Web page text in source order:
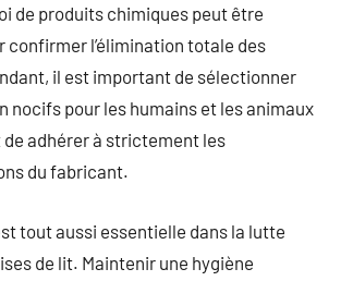
de produits chimiques peut être
confirmer l’élimination totale des
il est important de sélectionner
nocifs pour les humains et les animaux
adhérer à strictement les
du fabricant.
tout aussi essentielle dans la lutte
de lit. Maintenir une hygiène